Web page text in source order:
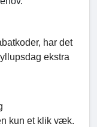
har det
ekstra
kun et klik væk.